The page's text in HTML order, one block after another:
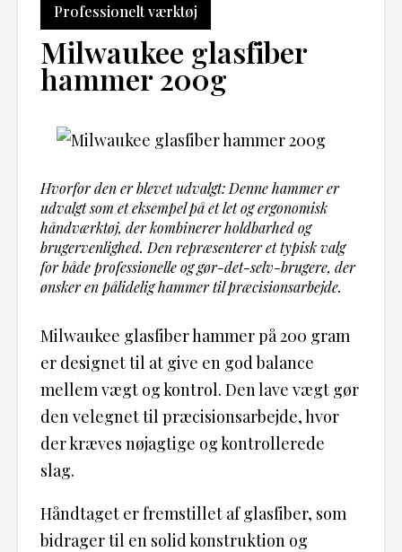
Professionelt værktøj
Milwaukee glasfiber
hammer 200g
Hvorfor den er blevet udvalgt: Denne hammer er
udvalgt som et eksempel på et let og ergonomisk
håndværktøj, der kombinerer holdbarhed og
brugervenlighed. Den repræsenterer et typisk valg
for både professionelle og gør-det-selv-brugere, der
ønsker en pålidelig hammer til præcisionsarbejde.
Milwaukee glasfiber hammer på 200 gram
er designet til at give en god balance
mellem vægt og kontrol. Den lave vægt gør
den velegnet til præcisionsarbejde, hvor
der kræves nøjagtige og kontrollerede
slag.
Håndtaget er fremstillet af glasfiber, som
bidrager til en solid konstruktion og